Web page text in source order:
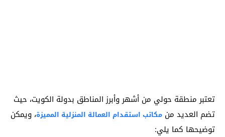
تعتبر منطقة حولي من أشهر وأبرز المناطق بدولة الكويت، حيث
تضم العديد من مكاتب استقدام العمالة المنزلية المميزة، ويمكن
توضيحها كما يلي: